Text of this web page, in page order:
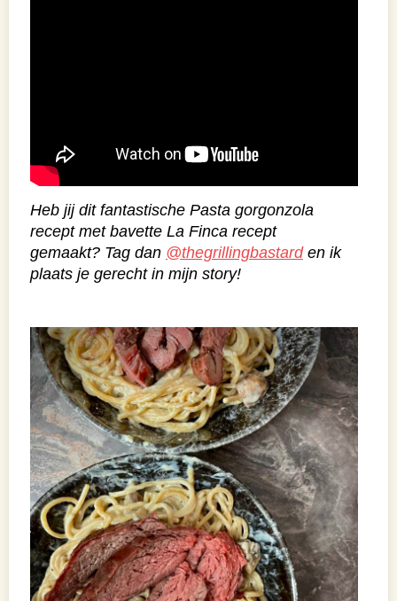
Heb jij dit fantastische Pasta gorgonzola
recept met bavette La Finca recept
gemaakt? Tag dan @thegrillingbastarden ik
plaats je gerecht in mijn story!